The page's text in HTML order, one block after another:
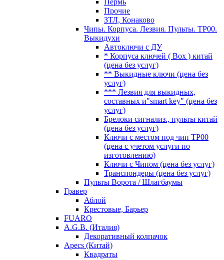
Пермь
Прочие
ЗТЛ, Конаково
Чипы. Корпуса. Лезвия. Пульты. TP00.
Выкидухи
Автоключи с ДУ
* Корпуса ключей ( Box ) китай
(цена без услуг)
** Выкидные ключи (цена без
услуг)
*** Лезвия для выкидных,
составных и"smart key" (цена без
услуг)
Брелоки сигнализ., пульты китай
(цена без услуг)
Ключи с местом под чип TP00
(цена с учетом услуги по
изготовлению)
Ключи с Чипом (цена без услуг)
Транспондеры (цена без услуг)
Пульты Ворота / Шлагбаумы
Гравер
Аблой
Крестовые, Барьер
FUARO
A.G.B. (Италия)
Декоративный колпачок
Apecs (Китай)
Квадраты